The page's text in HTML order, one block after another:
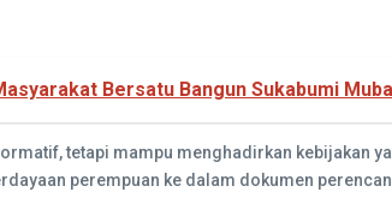
Bersatu Bangun Sukabumi
tetapi mampu menghadirkan kebijakan
perempuan ke dalam dokumen